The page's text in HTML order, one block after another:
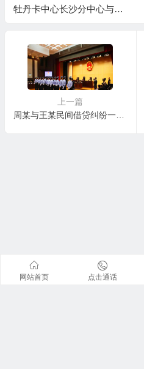
牡丹卡中心长沙分中心与谷
上一篇
周某与王某民间借贷纠纷一审民事判决书
网站首页 点击通话